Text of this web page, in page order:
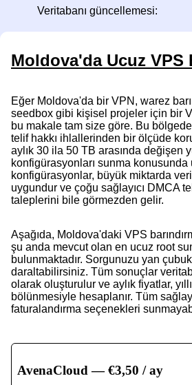
Veritabanı güncellemesi:
Moldova'da Ucuz VPS
Eğer Moldova'da bir VPN, warez
seedbox gibi kişisel projeler için bir
bu makale tam size göre. Bu
telif hakkı ihlallerinden bir ölçüde
aylık 30 ila 50 TB arasında değişen
konfigürasyonları sunma konusunda
konfigürasyonlar, büyük miktarda veri
uygundur ve çoğu sağlayıcı DMCA
taleplerini bile görmezden gelir.
Aşağıda, Moldova'daki VPS
şu anda mevcut olan en ucuz root
bulunmaktadır. Sorgunuzu yan
daraltabilirsiniz. Tüm sonuçlar
olarak oluşturulur ve aylık fiyatlar,
bölünmesiyle hesaplanır. Tüm
faturalandırma seçenekleri
AvenaCloud — €3,50 / ay